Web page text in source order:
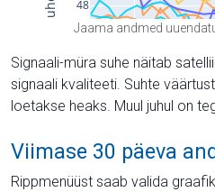
Jaama andmed
Signaali-müra suhe näitab
signaali kvaliteeti. Suhte
loetakse heaks. Muul juhul on
Viimase 30 päeva
Rippmenüüst saab valida